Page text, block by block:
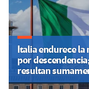
Italia endurece la
por
resultan